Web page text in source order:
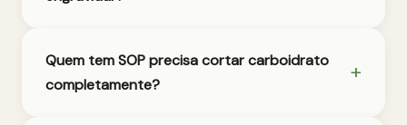
Quem tem SOP precisa cortar carboidrato
completamente?